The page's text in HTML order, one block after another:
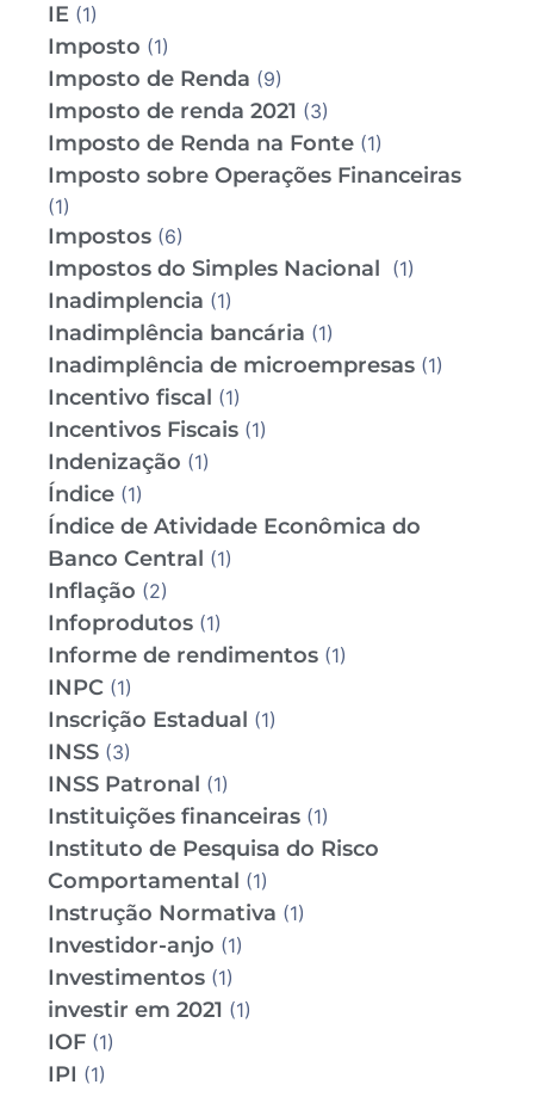
IE (1)
Imposto (1)
Imposto de Renda (9)
Imposto de renda 2021 (3)
Imposto de Renda na Fonte (1)
Imposto sobre Operações Financeiras
(1)
Impostos (6)
Impostos do Simples Nacional (1)
Inadimplencia (1)
Inadimplência bancária (1)
Inadimplência de microempresas (1)
Incentivo fiscal (1)
Incentivos Fiscais (1)
Indenização (1)
Índice (1)
Índice de Atividade Econômica do
Banco Central (1)
Inflação (2)
Infoprodutos (1)
Informe de rendimentos (1)
INPC (1)
Inscrição Estadual (1)
INSS (3)
INSS Patronal (1)
Instituições financeiras (1)
Instituto de Pesquisa do Risco
Comportamental (1)
Instrução Normativa (1)
Investidor-anjo (1)
Investimentos (1)
investir em 2021 (1)
IOF (1)
IPI (1)